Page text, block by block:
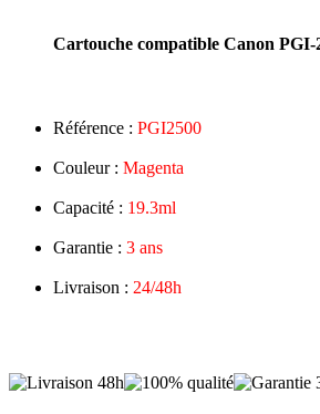
Cartouche compatible Canon PGI-
Référence : PGI2500
Couleur : Magenta
Capacité : 19.3ml
Garantie : 3 ans
Livraison : 24/48h